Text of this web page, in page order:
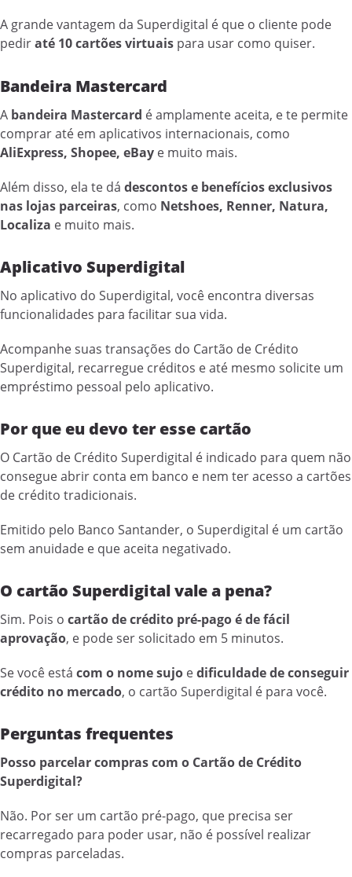
A grande vantagem da Superdigital é que o cliente pode
pediraté 10 cartões virtuais para usar como quiser.
Bandeira Mastercard
A bandeira Mastercard é amplamente aceita, e te permite
comprar até em aplicativos internacionais, como
AliExpress, Shopee, eBay e muito mais.
Além disso, ela te dá descontos e benefícios exclusivos
nas lojas parceiras, como Netshoes, Renner, Natura,
Localiza e muito mais.
Aplicativo Superdigital
No aplicativo do Superdigital, você encontra diversas
funcionalidades para facilitar sua vida.
Acompanhe suas transações do Cartão de Crédito
Superdigital, recarregue créditos e até mesmo solicite um
empréstimo pessoal pelo aplicativo.
Por que eu devo ter esse cartão
O Cartão de Crédito Superdigital é indicado para quem não
consegue abrir conta em banco e nem ter acesso a cartões
de crédito tradicionais.
Emitido pelo Banco Santander, o Superdigital é um cartão
sem anuidade e que aceita negativado.
O cartão Superdigital vale a pena?
Sim. Pois o cartão de crédito pré-pago é de fácil
aprovação, e pode ser solicitado em 5 minutos.
Se você está com o nome sujo edificuldade de conseguir
crédito no mercado, o cartão Superdigital é para você.
Perguntas frequentes
Posso parcelar compras com o Cartão de Crédito
Superdigital?
Não. Por ser um cartão pré-pago, que precisa ser
recarregado para poder usar, não é possível realizar
compras parceladas.